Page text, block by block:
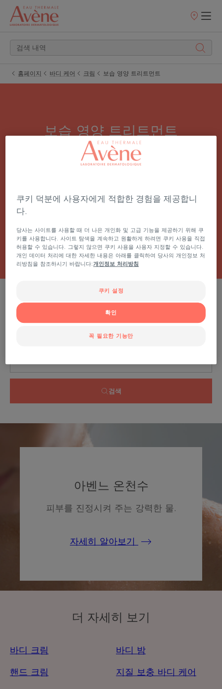
판
홈페이지 바디 케어 크림 보습 영양 트리트먼트
보습 영양 트리트먼트
얼굴만큼 바디 피부에도 수분을 유지하는 것이 중
각을 경험해 보세요.
전체 크림
0 결과 "보습 영양 트리트먼트"
이슈, 범위, 제품 유형별로 검색
검색
아벤느 온천수
피부를 진정시켜 주는 강력한 물.
자세히 알아보기
더 자세히 보기
바디 크림 바디 밤
핸드 크림 지질 보충 바디 케어
쿠키 덕분에 사용자에게 적합한 경험을 제공합니
다.
당사는 사이트를 사용할 때 더 나은 개인화 및 고급 기능을 제공하기 위해 쿠
키를 사용합니다. 사이트 탐색을 계속하고 원활하게 하려면 쿠키 사용을 직접
허용할 수 있습니다. 그렇지 않으면 쿠키 사용을 사용자 지정할 수 있습니다.
개인 데이터 처리에 대한 자세한 내용은 아래를 클릭하여 당사의 개인정보 처
리방침을 참조하시기 바랍니다:개인정보 처리방침
쿠키 설정
꼭 필요한 기능만
확인